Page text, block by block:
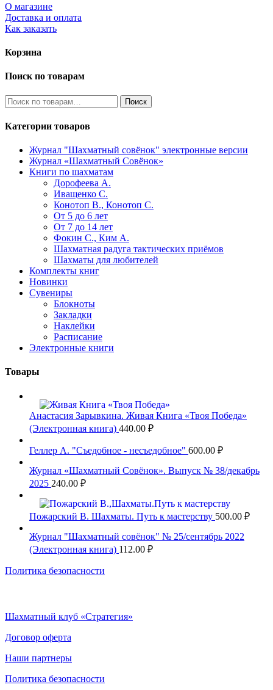
О магазине
Доставка и оплата
Как заказать
Корзина
Поиск по товарам
Искать: Поиск
Категории товаров
Журнал "Шахматный совёнок" электронные версии
Журнал «Шахматный Совёнок»
Книги по шахматам
Дорофеева А.
Иващенко С.
Конотоп В., Конотоп С.
От 5 до 6 лет
От 7 до 14 лет
Фокин С., Ким А.
Шахматная радуга тактических приёмов
Шахматы для любителей
Комплекты книг
Новинки
Сувениры
Блокноты
Закладки
Наклейки
Расписание
Электронные книги
Товары
Анастасия Зарывкина. Живая Книга «Твоя Победа»
(Электронная книга) 440.00 ₽
Геллер А. "Съедобное - несъедобное" 600.00 ₽
Журнал «Шахматный Совёнок». Выпуск № 38/декабрь
2025 240.00 ₽
Пожарский В. Шахматы. Путь к мастерству 500.00 ₽
Журнал "Шахматный совёнок" № 25/сентябрь 2022
(Электронная книга) 112.00 ₽
Политика безопасности
Шахматный клуб «Стратегия»
Договор оферта
Наши партнеры
Политика безопасности